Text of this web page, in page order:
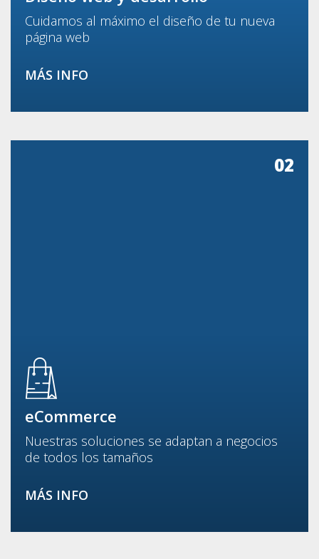
Cuidamos al máximo el diseño de tu nueva
página web
MÁS INFO
02
eCommerce
Nuestras soluciones se adaptan a negocios
de todos los tamaños
MÁS INFO